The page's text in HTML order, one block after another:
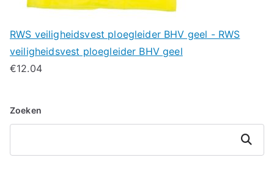
RWS veiligheidsvest ploegleider BHV geel - RWS
veiligheidsvest ploegleider BHV geel
€12.04
Zoeken
Zoeken